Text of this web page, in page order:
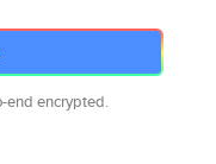
end encrypted.